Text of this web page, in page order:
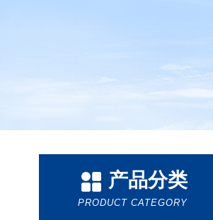
产品分类
PRODUCT CATEGORY